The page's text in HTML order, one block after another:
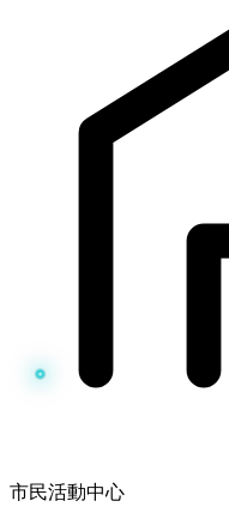
市民活動中心